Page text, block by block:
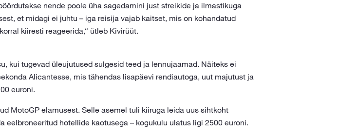
nende poole üha sagedamini just streikide ja ilmastikuga
et midagi ei juhtu – iga reisija vajab kaitset, mis on kohandatud
kiiresti reageerida,“ ütleb Kivirüüt.
kui tugevad üleujutused sulgesid teed ja lennujaamad. Näiteks ei
Alicantesse, mis tähendas lisapäevi rendiautoga, uut majutust ja
euroni.
MotoGP elamusest. Selle asemel tuli kiiruga leida uus sihtkoht
hotellide kaotusega – kogukulu ulatus ligi 2500 euroni.